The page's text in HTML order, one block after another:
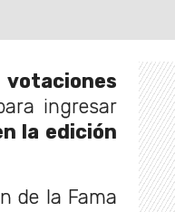
ingresar
la edición
de la Fama